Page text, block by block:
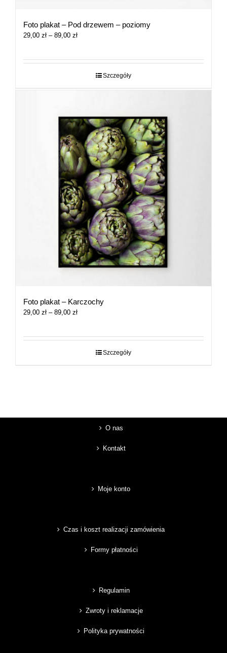
Foto plakat – Pod drzewem – poziomy
29,00 zł – 89,00 złZakres
29,00 zł
Szczegóły
Foto plakat – Karczochy
29,00 zł – 89,00 złZakres
29,00 zł
Szczegóły
O nas
Kontakt
Moje konto
Czas i koszt realizacji zamówienia
Formy płatności
Regulamin
Zwroty i reklamacje
Polityka prywatności